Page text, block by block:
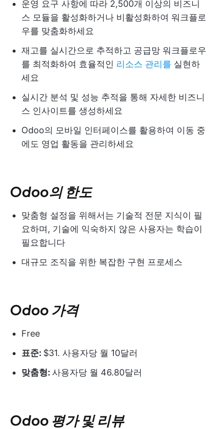
운영 요구 사항에 따라 2,500개 이상의 비즈니
스 모듈을 활성화하거나 비활성화하여 워크플로
우를 맞춤화하세요
재고를 실시간으로 추적하고 공급망 워크플로우
를 최적화하여 효율적인 리소스 관리를 실현하
세요
실시간 분석 및 성능 추적을 통해 자세한 비즈니
스 인사이트를 생성하세요
Odoo의 모바일 인터페이스를 활용하여 이동 중
에도 영업 활동을 관리하세요
Odoo의 한도
맞춤형 설정을 위해서는 기술적 전문 지식이 필
요하며, 기술에 익숙하지 않은 사용자는 학습이
필요합니다
대규모 조직을 위한 복잡한 구현 프로세스
Odoo 가격
Free
표준: $31. 사용자당 월 10달러
맞춤형: 사용자당 월 46.80달러
Odoo 평가 및 리뷰